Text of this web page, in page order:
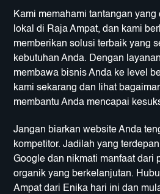
Kami memahami tantangan
lokal di Raja Ampat, dan kami
memberikan solusi terbaik yang
kebutuhan Anda. Dengan
membawa bisnis Anda ke level
kami sekarang dan lihat
membantu Anda mencapai
Jangan biarkan website Anda
kompetitor. Jadilah yang
Google dan nikmati manfaat dari
organik yang berkelanjutan.
Ampat dari Enika hari ini dan